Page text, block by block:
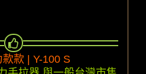
款 | Y-100 S